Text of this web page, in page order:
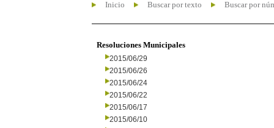
Inicio Buscar por texto Buscar por
Resoluciones Municipales
2015/06/29
2015/06/26
2015/06/24
2015/06/22
2015/06/17
2015/06/10